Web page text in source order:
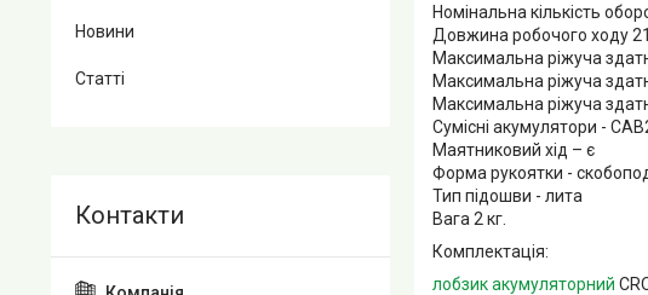
Номінальна кількість
Довжина робочого ходу
Максимальна ріжуча
Максимальна ріжуча
Максимальна ріжуча
Сумісні акумулятори -
Маятниковий хід – є
Форма рукоятки -
Тип підошви - лита
Вага 2 кг.
Комплектація:
лобзик акумуляторний
Новини
Статті